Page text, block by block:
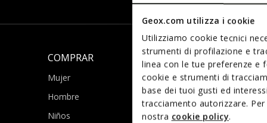
Geox.com utilizza i cookie
Utilizziamo cookie tecnici
strumenti di profilazione e
linea con le tue preferenze e
cookie e strumenti di
base dei tuoi gusti ed
tracciamento autorizzare.
nostra cookie policy.
COMPRAR
Mujer
Hombre
Niños
ASISTENCIA
Ayuda y Contactos
Preguntas
Pedidos y Pagos